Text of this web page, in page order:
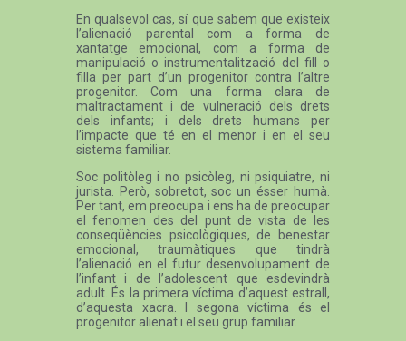
En qualsevol cas, sí que sabem que existeix
l’alienació parental com a forma de
xantatge emocional, com a forma de
manipulació o instrumentalització del fill o
filla per part d’un progenitor contra l’altre
progenitor. Com una forma clara de
maltractament i de vulneració dels drets
dels infants; i dels drets humans per
l’impacte que té en el menor i en el seu
sistema familiar.
Soc politòleg i no psicòleg, ni psiquiatre, ni
jurista. Però, sobretot, soc un ésser humà.
Per tant, em preocupa i ens ha de preocupar
el fenomen des del punt de vista de les
conseqüències psicològiques, de benestar
emocional, traumàtiques que tindrà
l’alienació en el futur desenvolupament de
l’infant i de l’adolescent que esdevindrà
adult. És la primera víctima d’aquest estrall,
d’aquesta xacra. I segona víctima és el
progenitor alienat i el seu grup familiar.